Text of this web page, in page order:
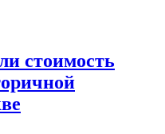
стоимость